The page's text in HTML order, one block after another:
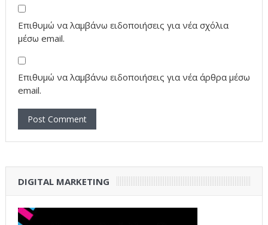
Επιθυμώ να λαμβάνω ειδοποιήσεις για νέα σχόλια
μέσω email.
Επιθυμώ να λαμβάνω ειδοποιήσεις για νέα άρθρα μέσω
email.
DIGITAL MARKETING